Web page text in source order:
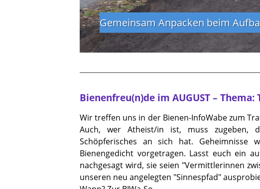
Gemeinsam Anpacken beim
Jeden siebten des Monats im
Schmeckt der Fenchel? Der
Bamberg
In Juli 2023 trafen wir uns zum
haben zusammen gefeiert.
Wer auf seinem Urlaub dort
Bienenfreu(n)de im AUGUST –
Wir treffen uns in der Bienen-InfoWabe zum
Auch, wer Atheist/in ist, muss zugeben,
Schöpferisches an sich hat.
Bienengedicht vorgetragen. Lasst euch ein
nachgesagt wird, sie seien "Vermittlerinnen
unseren neu angelegten "Sinnespfad"